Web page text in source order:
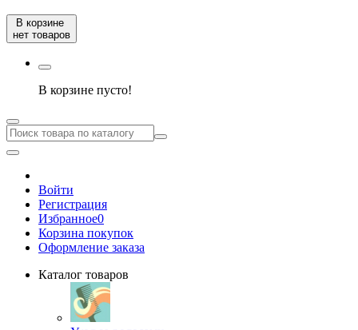
В корзине
нет товаров
В корзине пусто!
Войти
Регистрация
Избранное0
Корзина покупок
Оформление заказа
Каталог товаров